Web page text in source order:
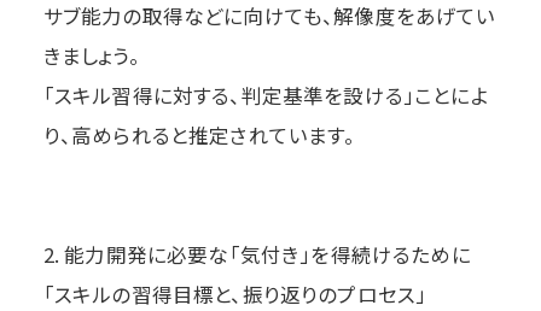
サブ能力の取得などに向けても、解像度をあげてい
きましょう。
「スキル習得に対する、判定基準を設ける」ことによ
り、高められると推定されています。
2. 能力開発に必要な「気付き」を得続けるために
「スキルの習得目標と、振り返りのプロセス」